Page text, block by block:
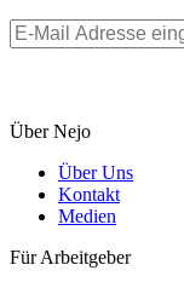
Über Nejo
Über Uns
Kontakt
Medien
Für Arbeitgeber